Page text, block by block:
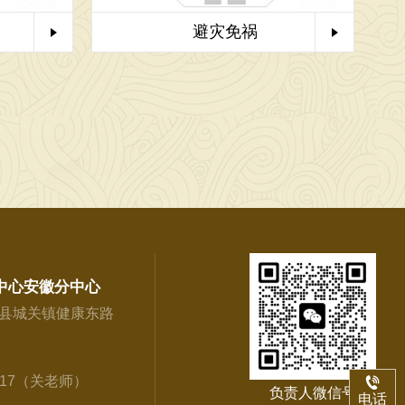
电话
避灾免祸
心安徽分中心
城关镇健康东路
（关老师）
负责人微信号